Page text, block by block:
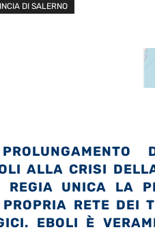
DI SALERNO
ALLA CRISI
REGIA UNICA LA
RETE DEI
EBOLI È